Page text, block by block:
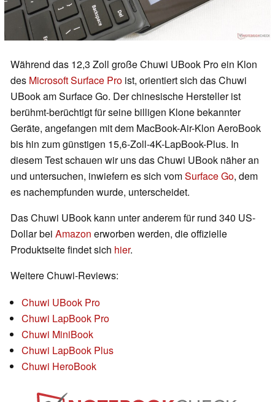
Während das 12,3 Zoll große Chuwi UBook Pro ein Klon
des Microsoft Surface Pro ist, orientiert sich das Chuwi
UBook am Surface Go. Der chinesische Hersteller ist
berühmt-berüchtigt für seine billigen Klone bekannter
Geräte, angefangen mit dem MacBook-Air-Klon AeroBook
bis hin zum günstigen 15,6-Zoll-4K-LapBook-Plus. In
diesem Test schauen wir uns das Chuwi UBook näher an
und untersuchen, inwiefern es sich vomSurface Go, dem
es nachempfunden wurde, unterscheidet.
Das Chuwi UBook kann unter anderem für rund 340 US-
Dollar bei Amazon erworben werden, die offizielle
Produktseite findet sich hier.
Weitere Chuwi-Reviews:
Chuwi UBook Pro
Chuwi LapBook Pro
Chuwi MiniBook
Chuwi LapBook Plus
Chuwi HeroBook